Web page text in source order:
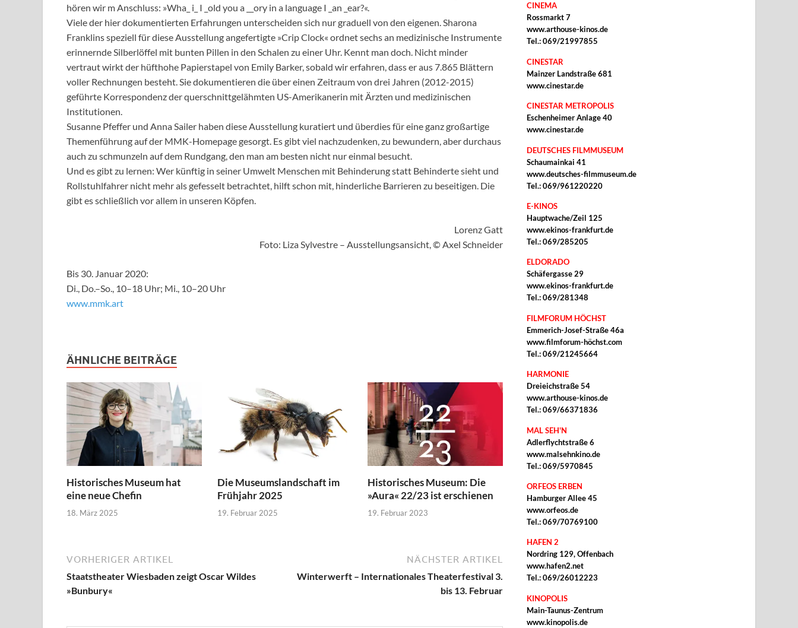
hören wir m Anschluss: »Wha_ i_ I _old you a __ory in a language I _an _ear?«.
Viele der hier dokumentierten Erfahrungen unterscheiden sich nur graduell von den eigenen. Sharona
Franklins speziell für diese Ausstellung angefertigte »Crip Clock« ordnet sechs an medizinische Instrumente
erinnernde Silberlöffel mit bunten Pillen in den Schalen zu einer Uhr. Kennt man doch. Nicht minder
vertraut wirkt der hüfthohe Papierstapel von Emily Barker, sobald wir erfahren, dass er aus 7.865 Blättern
voller Rechnungen besteht. Sie dokumentieren die über einen Zeitraum von drei Jahren (2012-2015)
geführte Korrespondenz der querschnittgelähmten US-Amerikanerin mit Ärzten und medizinischen
Institutionen.
Susanne Pfeffer und Anna Sailer haben diese Ausstellung kuratiert und überdies für eine ganz großartige
Themenführung auf der MMK-Homepage gesorgt. Es gibt viel nachzudenken, zu bewundern, aber durchaus
auch zu schmunzeln auf dem Rundgang, den man am besten nicht nur einmal besucht.
Und es gibt zu lernen: Wer künftig in seiner Umwelt Menschen mit Behinderung statt Behinderte sieht und
Rollstuhlfahrer nicht mehr als gefesselt betrachtet, hilft schon mit, hinderliche Barrieren zu beseitigen. Die
gibt es schließlich vor allem in unseren Köpfen.
Lorenz Gatt
Foto: Liza Sylvestre – Ausstellungsansicht, © Axel Schneider
Bis 30. Januar 2020:
Di., Do.–So., 10–18 Uhr; Mi., 10–20 Uhr
www.mmk.art
ÄHNLICHE BEITRÄGE
Historisches Museum hat
eine neue Chefin
18. März 2025
Die Museumslandschaft im
Frühjahr 2025
19. Februar 2025
Historisches Museum: Die
»Aura« 22/23 ist erschienen
19. Februar 2023
VORHERIGER ARTIKEL
Staatstheater Wiesbaden zeigt Oscar Wildes
»Bunbury«
NÄCHSTER ARTIKEL
Winterwerft – Internationales Theaterfestival 3.
bis 13. Februar
CINEMA
Rossmarkt 7
www.arthouse-kinos.de
Tel.: 069/21997855
CINESTAR
Mainzer Landstraße 681
www.cinestar.de
CINESTAR METROPOLIS
Eschenheimer Anlage 40
www.cinestar.de
DEUTSCHES FILMMUSEUM
Schaumainkai 41
www.deutsches-filmmuseum.de
Tel.: 069/961220220
E-KINOS
Hauptwache/Zeil 125
www.ekinos-frankfurt.de
Tel.: 069/285205
ELDORADO
Schäfergasse 29
www.ekinos-frankfurt.de
Tel.: 069/281348
FILMFORUM HÖCHST
Emmerich-Josef-Straße 46a
www.filmforum-höchst.com
Tel.: 069/21245664
HARMONIE
Dreieichstraße 54
www.arthouse-kinos.de
Tel.: 069/66371836
MAL SEH'N
Adlerflychtstraße 6
www.malsehnkino.de
Tel.: 069/5970845
ORFEOS ERBEN
Hamburger Allee 45
www.orfeos.de
Tel.: 069/70769100
HAFEN 2
Nordring 129, Offenbach
www.hafen2.net
Tel.: 069/26012223
KINOPOLIS
Main-Taunus-Zentrum
www.kinopolis.de